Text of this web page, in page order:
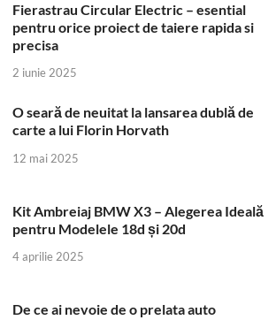
Fierastrau Circular Electric – esential
pentru orice proiect de taiere rapida si
precisa
2 iunie 2025
O seară de neuitat la lansarea dublă de
carte a lui Florin Horvath
12 mai 2025
Kit Ambreiaj BMW X3 – Alegerea Ideală
pentru Modelele 18d și 20d
4 aprilie 2025
De ce ai nevoie de o prelata auto